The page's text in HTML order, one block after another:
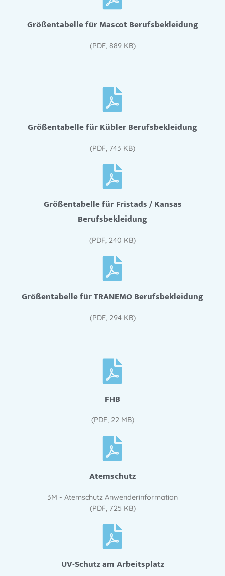
Größentabelle für Mascot Berufsbekleidung
(PDF, 889 KB)
Größentabelle für Kübler Berufsbekleidung
(PDF, 743 KB)
Größentabelle für Fristads / Kansas
Berufsbekleidung
(PDF, 240 KB)
Größentabelle für TRANEMO Berufsbekleidung
(PDF, 294 KB)
FHB
(PDF, 22 MB)
Atemschutz
3M - Atemschutz Anwenderinformation
(PDF, 725 KB)
UV-Schutz am Arbeitsplatz